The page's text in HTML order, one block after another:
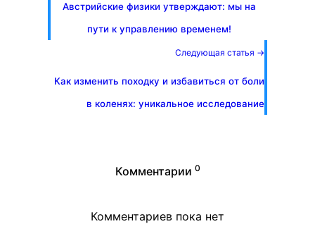
Австрийские физики утверждают: мы на
пути к управлению временем!
Следующая статья →
Как изменить походку и избавиться от боли
в коленях: уникальное исследование
Комментарии 0
Комментариев пока нет